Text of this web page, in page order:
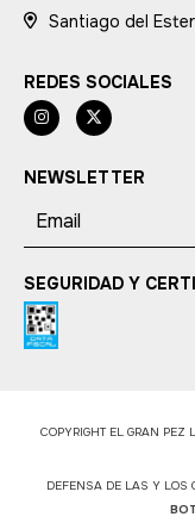
Santiago del
REDES SOCIALES
NEWSLETTER
SEGURIDAD Y
COPYRIGHT EL GRAN PEZ
DEFENSA DE LAS Y LOS